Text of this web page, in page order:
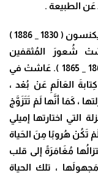
عَن الطبيعة .
وَتُعْتَبَر قَصَائدُ الشاعرةِ الأمريكية إميلي ديكنسون ( 1830 _ 1886 )
شُعورَ المُثقفين
الأمريكيين بالاغتراب بعد الحرب الأهلية ( 1861 _ 1865 ). عَاشتْ في
العَالَمِ عَنْ بُعْد ،
، كَمَا أنَّها لَمْ تَتَزَوَّجْ
التي اختارتها إميلي
تَكُنْ هُروبًا مِنَ الحَياة
مُغَامَرَةً إلى قلب
، تلك الحياة